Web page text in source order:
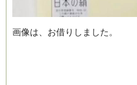
画像は、お借りしました。